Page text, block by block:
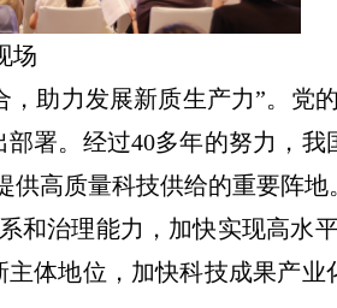
场
助力发展新质生产力”。党
署。经过40多年的努力，
高质量科技供给的重要阵地
和治理能力，加快实现高水
体地位，加快科技成果产